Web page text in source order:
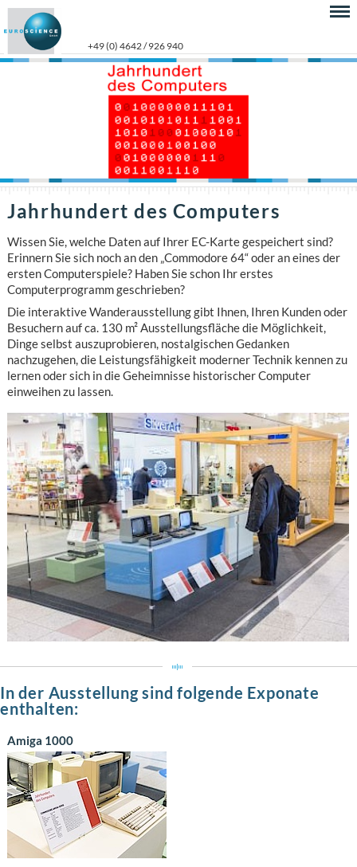
+49 (0) 4642 / 926 940
Jahrhundert des Computers
Wissen Sie, welche Daten auf Ihrer EC-Karte gespeichert sind?
Erinnern Sie sich noch an den „Commodore 64“ oder an eines der
ersten Computerspiele? Haben Sie schon Ihr erstes
Computerprogramm geschrieben?
Die interaktive Wanderausstellung gibt Ihnen, Ihren Kunden oder
Besuchern auf ca. 130 m² Ausstellungsfläche die Möglichkeit,
Dinge selbst auszuprobieren, nostalgischen Gedanken
nachzugehen, die Leistungsfähigkeit moderner Technik kennen zu
lernen oder sich in die Geheimnisse historischer Computer
einweihen zu lassen.
In der Ausstellung sind folgende Exponate
enthalten:
Amiga 1000